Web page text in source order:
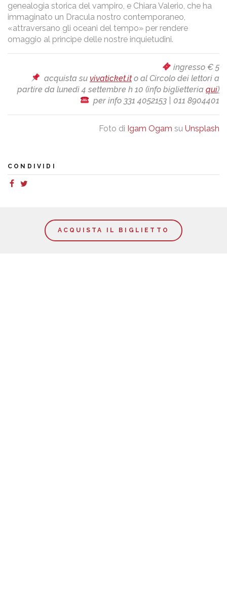
genealogia storica del vampiro, e Chiara Valerio, che ha
immaginato un Dracula nostro contemporaneo,
«attraversano gli oceani del tempo» per rendere
omaggio al principe delle nostre inquietudini.
ingresso € 5
acquista su vivaticket.ito al Circolo dei lettori a
partire da lunedì 4 settembre h 10 (info biglietteria qui)
per info 331 4052153 | 011 8904401
Foto di Igam Ogam su Unsplash
CONDIVIDI
ACQUISTA IL BIGLIETTO